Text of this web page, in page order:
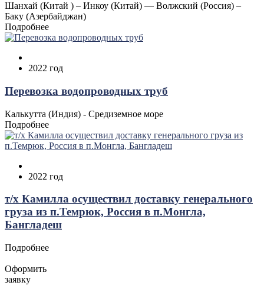
Шанхай (Китай ) – Инкоу (Китай) — Волжский (Россия) –
Баку (Азербайджан)
Подробнее
2022 год
Перевозка водопроводных труб
Калькутта (Индия) - Средиземное море
Подробнее
2022 год
т/х Камилла осуществил доставку генерального
груза из п.Темрюк, Россия в п.Монгла,
Бангладеш
Подробнее
Оформить
заявку